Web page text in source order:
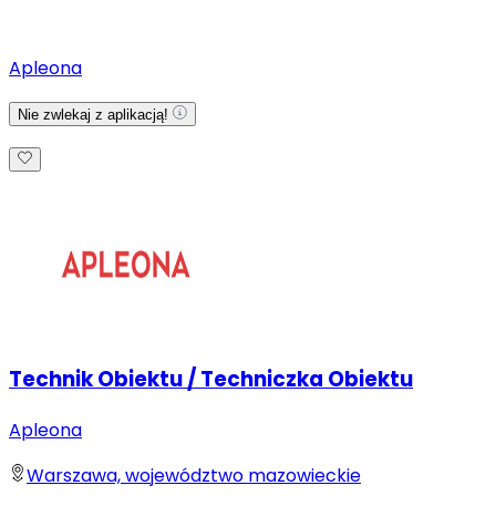
Apleona
Nie zwlekaj z aplikacją!
Technik Obiektu / Techniczka Obiektu
Apleona
Warszawa, województwo mazowieckie